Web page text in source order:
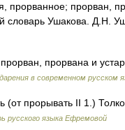
прорван,
словарь Ушакова. Д.Н.
прорвана и
в современном русском
(от прорывать II 1.)
русского языка Ефремовой